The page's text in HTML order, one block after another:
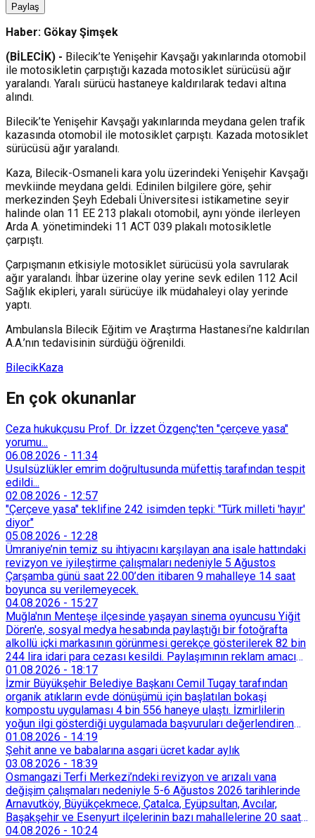
Paylaş
Haber: Gökay Şimşek
(BİLECİK) - Bilecik’te Yenişehir Kavşağı yakınlarında otomobil
ile motosikletin çarpıştığı kazada motosiklet sürücüsü ağır
yaralandı. Yaralı sürücü hastaneye kaldırılarak tedavi altına
alındı.
Bilecik’te Yenişehir Kavşağı yakınlarında meydana gelen trafik
kazasında otomobil ile motosiklet çarpıştı. Kazada motosiklet
sürücüsü ağır yaralandı.
Kaza, Bilecik-Osmaneli kara yolu üzerindeki Yenişehir Kavşağı
mevkiinde meydana geldi. Edinilen bilgilere göre, şehir
merkezinden Şeyh Edebali Üniversitesi istikametine seyir
halinde olan 11 EE 213 plakalı otomobil, aynı yönde ilerleyen
Arda A. yönetimindeki 11 ACT 039 plakalı motosikletle
çarpıştı.
Çarpışmanın etkisiyle motosiklet sürücüsü yola savrularak
ağır yaralandı. İhbar üzerine olay yerine sevk edilen 112 Acil
Sağlık ekipleri, yaralı sürücüye ilk müdahaleyi olay yerinde
yaptı.
Ambulansla Bilecik Eğitim ve Araştırma Hastanesi’ne kaldırılan
A.A.’nın tedavisinin sürdüğü öğrenildi.
BilecikKaza
En çok okunanlar
Ceza hukukçusu Prof. Dr. İzzet Özgenç'ten "çerçeve yasa"
yorumu...
06.08.2026 - 11:34
Usulsüzlükler emrim doğrultusunda müfettiş tarafından tespit
edildi...
02.08.2026 - 12:57
"Çerçeve yasa" teklifine 242 isimden tepki: "Türk milleti 'hayır'
diyor"
05.08.2026 - 12:28
Ümraniye’nin temiz su ihtiyacını karşılayan ana isale hattındaki
revizyon ve iyileştirme çalışmaları nedeniyle 5 Ağustos
Çarşamba günü saat 22.00’den itibaren 9 mahalleye 14 saat
boyunca su verilemeyecek.
04.08.2026 - 15:27
Muğla'nın Menteşe ilçesinde yaşayan sinema oyuncusu Yiğit
Dören'e, sosyal medya hesabında paylaştığı bir fotoğrafta
alkollü içki markasının görünmesi gerekçe gösterilerek 82 bin
244 lira idari para cezası kesildi. Paylaşımının reklam amacı
taşımadığını savunan Dören, cezanın iptali için yargıya
başvurdu.
01.08.2026 - 18:17
İzmir Büyükşehir Belediye Başkanı Cemil Tugay tarafından
organik atıkların evde dönüşümü için başlatılan bokaşi
kompostu uygulaması 4 bin 556 haneye ulaştı. İzmirlilerin
yoğun ilgi gösterdiği uygulamada başvuruları değerlendiren
Tarımsal Hizmetler Dairesi Başkanlığı, farklı ilçelerde toplam
128 bokaşi kompost eğitimi düzenleyerek İzmirlileri
sürdürülebilir atık yönetimi sistemine dahil etti.
01.08.2026 - 14:19
Şehit anne ve babalarına asgari ücret kadar aylık
03.08.2026 - 18:39
Osmangazi Terfi Merkezi’ndeki revizyon ve arızalı vana
değişim çalışmaları nedeniyle 5-6 Ağustos 2026 tarihlerinde
Arnavutköy, Büyükçekmece, Çatalca, Eyüpsultan, Avcılar,
Başakşehir ve Esenyurt ilçelerinin bazı mahallelerine 20 saat
süreyle su verilemeyecek.
04.08.2026 - 10:24